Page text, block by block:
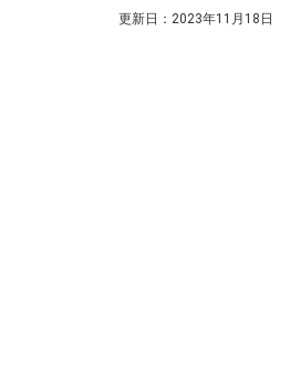
ぷり乗った美味しくてコスパ最高なピザな
更新日： 2023年11月18日